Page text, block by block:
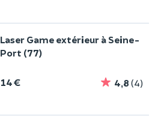
Laser Game extérieur à Seine-
Port (77)
14 € 4,8 (4)